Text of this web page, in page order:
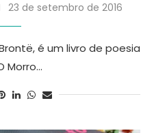
23 de setembro de 2016
é um livro de poesia
Morro…